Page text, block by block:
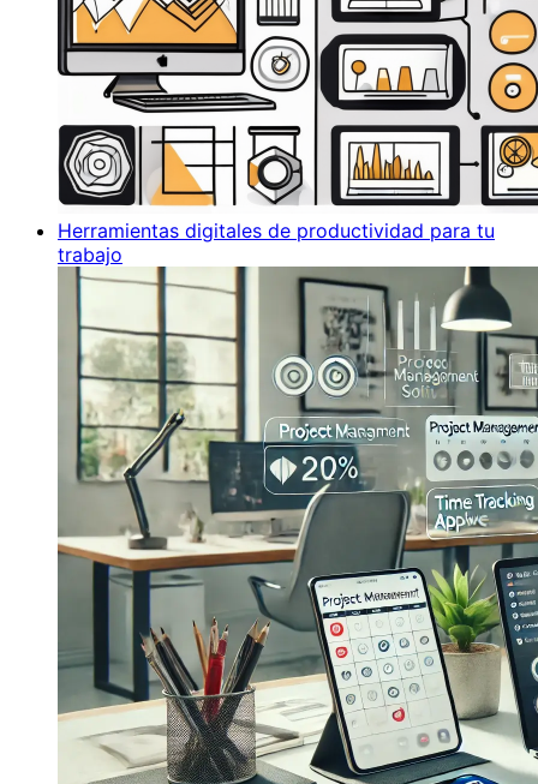
Herramientas digitales de productividad para tu
trabajo